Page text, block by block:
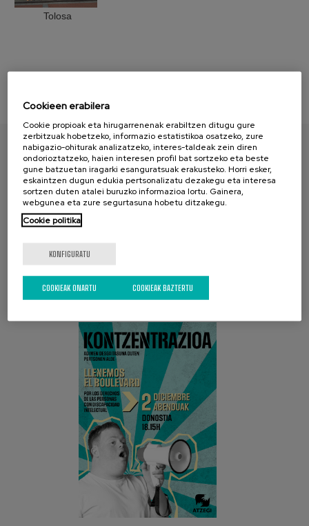
Tolosa
AURKITU ZURE PAPERA
Cookieen erabilera
Cookie propioak eta hirugarrenenak erabiltzen ditugu gure
zerbitzuak hobetzeko, informazio estatistikoa osatzeko, zure
nabigazio-ohiturak analizatzeko, interes-taldeak zein diren
ondorioztatzeko, haien interesen profil bat sortzeko eta beste
gune batzuetan iragarki esanguratsuak erakusteko. Horri esker,
eskaintzen dugun edukia pertsonalizatu dezakegu eta interesa
sortzen duten atalei buruzko informazioa lortu. Gainera,
webgunea eta zure segurtasuna hobetu ditzakegu.
Cookie politika
KONFIGURATU
COOKIEAK BAZTERTU
COOKIEAK ONARTU